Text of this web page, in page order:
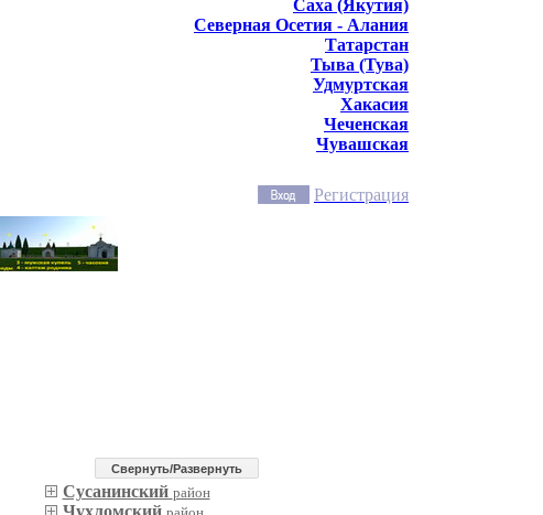
Саха (Якутия)
Северная Осетия - Алания
Татарстан
Тыва (Тува)
Удмуртская
Хакасия
Чеченская
Чувашская
Регистрация
Cвернуть/Развернуть
Сусанинский район